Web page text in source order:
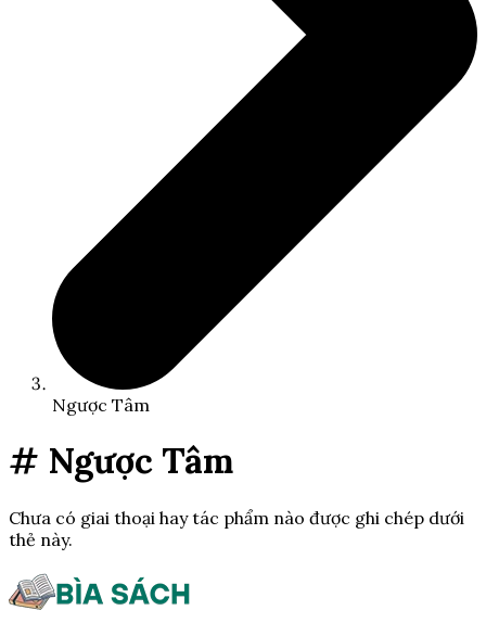
Ngược Tâm
# Ngược Tâm
Chưa có giai thoại hay tác phẩm nào được ghi chép dưới
thẻ này.